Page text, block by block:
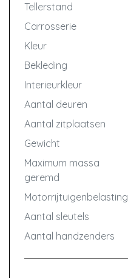
Tellerstand
Carrosserie
Kleur
Bekleding
Interieurkleur
Aantal deuren
Aantal zitplaatsen
Gewicht
Maximum massa
geremd
Motorrijtuigenbelasting
Aantal sleutels
Aantal handzenders